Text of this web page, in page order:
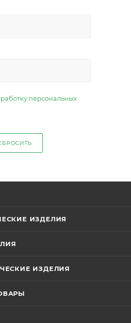
персональных
ИЗДЕЛИЯ
ИЗДЕЛИЯ